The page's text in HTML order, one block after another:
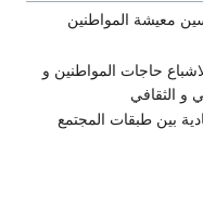
معيشة المواطنين
حاجات المواطنين و
و الثقافي
بين طبقات المجتمع